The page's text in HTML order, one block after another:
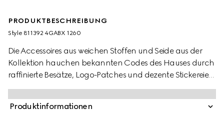
PRODUKTBESCHREIBUNG
Style ‎811392 4GABX 1260
Die Accessoires aus weichen Stoffen und Seide aus der
Kollektion hauchen bekannten Codes des Hauses durch
raffinierte Besätze, Logo-Patches und dezente Stickereien
neues Leben ein. Diese Mütze aus GG Kaschmir wird mit
farblich abgestimmten, gerippten Abschlüssen
präsentiert.
Produktinformationen